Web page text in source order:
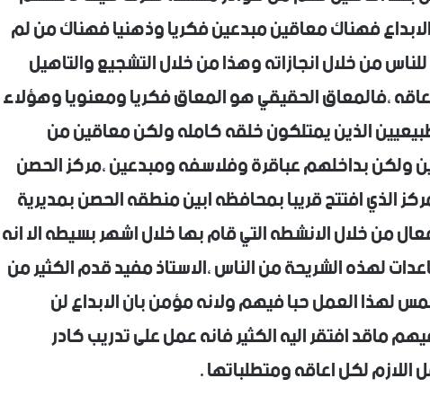
فهناك معاقين مبدعين فكريا وذهنيا فهناك من لم
من خلال انجازاته وهذا من خلال التشجيع والتاهيل
،فالمعاق الحقيقي هو المعاق فكريا ومعنويا وهؤلاء
الذين يمتلكون خلقه كامله ولكن معاقين من
ولكن بداخلهم عباقرة وفلاسفه ومبدعين ،مركز الحصن
الذي افتتح قريبا بمحافظه ابين منطقه الحصن بمديرية
من خلال الانشطه التي قام بها خلال اشهر بسيطه الا انه
لهذه الشريحة من الناس ،الاستاذ مفيد قدم الكثير من
لهذا العمل حبا فيهم ولانه مؤمن بان الابداع لن
ماقد افتقر اليه الكثير فانه عمل على تدريب كادر
لكل اعاقه ومتطلباتها .